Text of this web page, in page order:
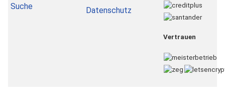
Suche
Datenschutz
Vertrauen